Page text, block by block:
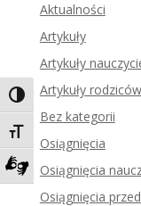
Toggle High Contrast
Toggle Font size
Zadzwoń do
Aktualności
Artykuły
Artykuły
Artykuły rodziców
Bez kategorii
Osiągnięcia
Osiągnięcia
Osiągnięcia